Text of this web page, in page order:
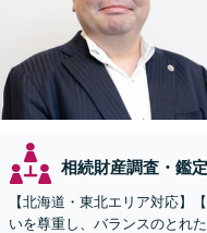
相続財産調査・鑑定
【北海道・東北エリア対応】
いを尊重し、バランスのとれ